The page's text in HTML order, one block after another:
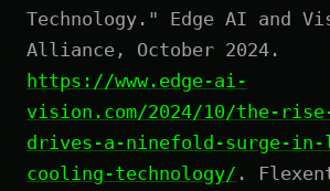
Technology." Edge AI and
Alliance, October 2024.
https://www.edge-ai-
vision.com/2024/10/the-
drives-a-ninefold-surge-
cooling-technology/ .